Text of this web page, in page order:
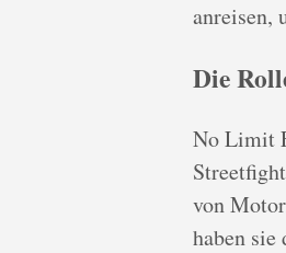
anreisen,
Die
No Limit
von
haben